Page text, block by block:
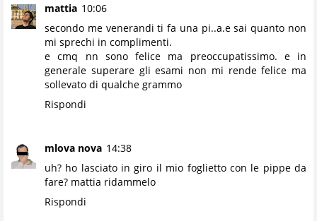
mattia 10:06
secondo me venerandi ti fa una pi..a.e sai quanto non
mi sprechi in complimenti.
e cmq nn sono felice ma preoccupatissimo. e in
generale superare gli esami non mi rende felice ma
sollevato di qualche grammo
Rispondi
mlova nova 14:38
uh? ho lasciato in giro il mio foglietto con le pippe da
fare? mattia ridammelo
Rispondi